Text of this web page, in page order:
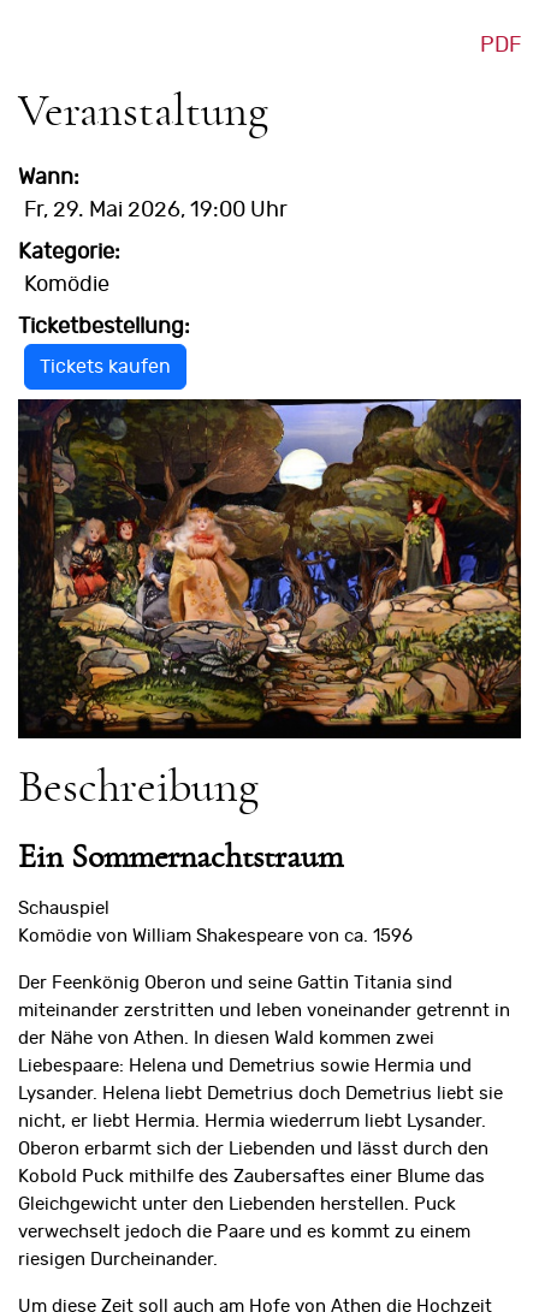
PDF
Veranstaltung
Wann:
Fr, 29. Mai 2026, 19:00 Uhr
Kategorie:
Komödie
Ticketbestellung:
Tickets kaufen
Beschreibung
Ein Sommernachtstraum
Schauspiel
Komödie von William Shakespeare von ca. 1596
Der Feenkönig Oberon und seine Gattin Titania sind
miteinander zerstritten und leben voneinander getrennt in
der Nähe von Athen. In diesen Wald kommen zwei
Liebespaare: Helena und Demetrius sowie Hermia und
Lysander. Helena liebt Demetrius doch Demetrius liebt sie
nicht, er liebt Hermia. Hermia wiederrum liebt Lysander.
Oberon erbarmt sich der Liebenden und lässt durch den
Kobold Puck mithilfe des Zaubersaftes einer Blume das
Gleichgewicht unter den Liebenden herstellen. Puck
verwechselt jedoch die Paare und es kommt zu einem
riesigen Durcheinander.
Um diese Zeit soll auch am Hofe von Athen die Hochzeit